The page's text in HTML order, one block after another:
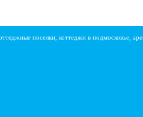
поселки, коттеджи в подмосковье,